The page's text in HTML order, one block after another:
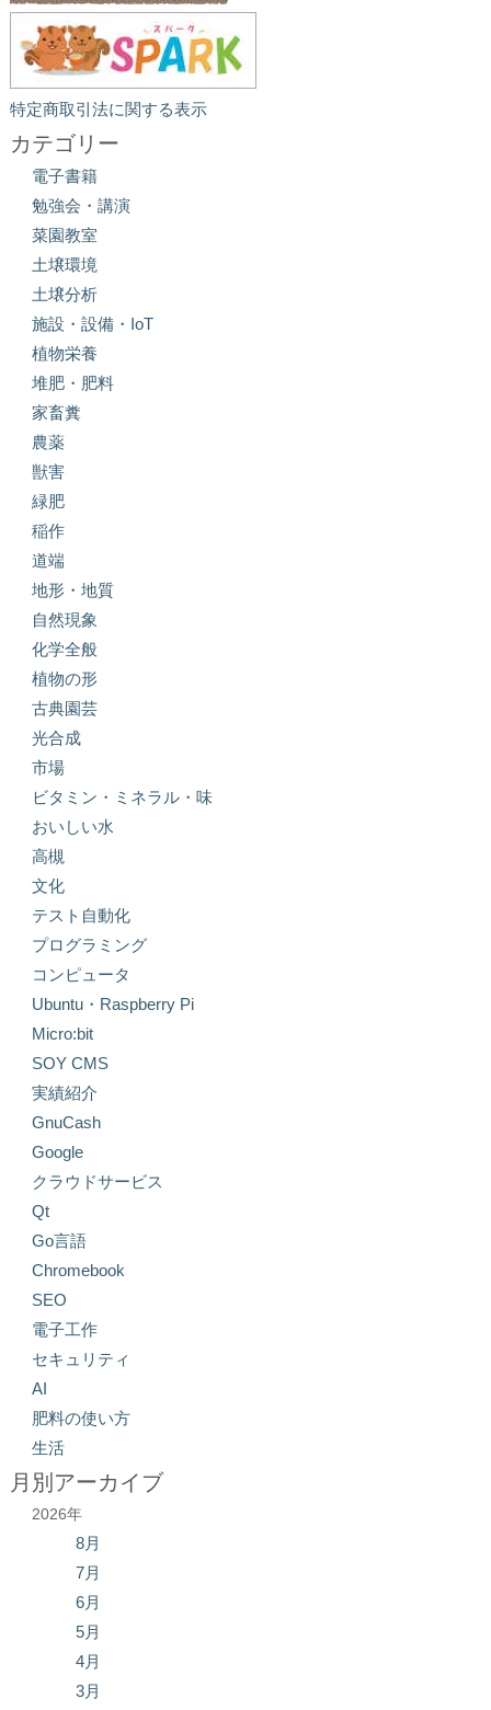
特定商取引法に関する表示
カテゴリー
電子書籍
勉強会・講演
菜園教室
土壌環境
土壌分析
施設・設備・IoT
植物栄養
堆肥・肥料
家畜糞
農薬
獣害
緑肥
稲作
道端
地形・地質
自然現象
化学全般
植物の形
古典園芸
光合成
市場
ビタミン・ミネラル・味
おいしい水
高槻
文化
テスト自動化
プログラミング
コンピュータ
Ubuntu・Raspberry Pi
Micro:bit
SOY CMS
実績紹介
GnuCash
Google
クラウドサービス
Qt
Go言語
Chromebook
SEO
電子工作
セキュリティ
AI
肥料の使い方
生活
月別アーカイブ
2026年
8月
7月
6月
5月
4月
3月